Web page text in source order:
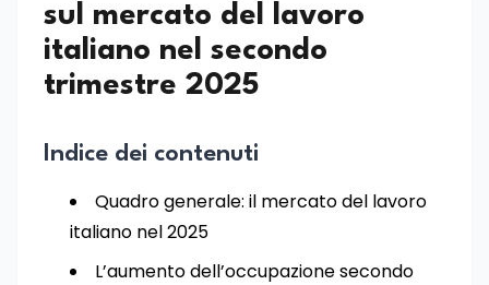
sul mercato del lavoro
italiano nel secondo
trimestre 2025
Indice dei contenuti
Quadro generale: il mercato del lavoro
italiano nel 2025
L’aumento dell’occupazione secondo